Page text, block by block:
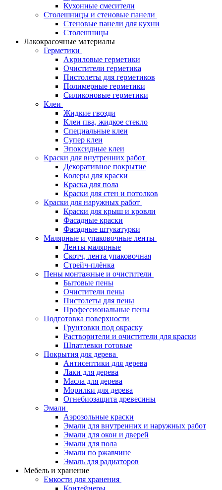
Кухонные смесители
Столешницы и стеновые панели
Стеновые панели для кухни
Столешницы
Лакокрасочные материалы
Герметики
Акриловые герметики
Очистители герметика
Пистолеты для герметиков
Полимерные герметики
Силиконовые герметики
Клеи
Жидкие гвозди
Клеи пва, жидкое стекло
Специальные клеи
Супер клеи
Эпоксидные клеи
Краски для внутренних работ
Декоративное покрытие
Колеры для краски
Краска для пола
Краски для стен и потолков
Краски для наружных работ
Краски для крыш и кровли
Фасадные краски
Фасадные штукатурки
Малярные и упаковочные ленты
Ленты малярные
Скотч, лента упаковочная
Стрейч-плёнка
Пены монтажные и очистители
Бытовые пены
Очистители пены
Пистолеты для пены
Профессиональные пены
Подготовка поверхности
Грунтовки под окраску
Растворители и очистители для краски
Шпатлевки готовые
Покрытия для дерева
Антисептики для дерева
Лаки для дерева
Масла для дерева
Морилки для дерева
Огнебиозащита древесины
Эмали
Аэрозольные краски
Эмали для внутренних и наружных работ
Эмали для окон и дверей
Эмали для пола
Эмали по ржавчине
Эмаль для радиаторов
Мебель и хранение
Емкости для хранения
Контейнеры